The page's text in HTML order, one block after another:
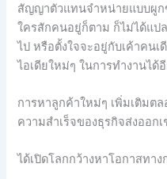
สัญญาตัวแทนจำหน่ายแบบผูก
ใครสักคนอยู่ก็ตาม ก็ไม่ได้แป
ไป หรือตั้งใจจะอยู่กับเค้าคน
ไอเดียใหม่ๆ ในการทำงานได้
การหาลูกค้าใหม่ๆ เพิ่มเติมต
ความสำเร็จของธุรกิจส่งออก
ได้เปิดโลกกว้างหาโอกาสทา